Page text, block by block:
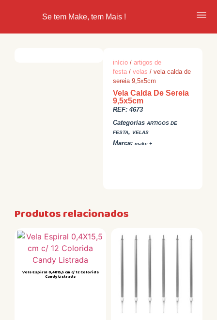
Se tem Make, tem Mais !
início /artigos de
festa /velas / vela calda de
sereia 9,5x5cm
Vela Calda De Sereia
9,5x5cm
REF:4673
Categorias ARTIGOS DE
FESTA, VELAS
Marca:make +
Produtos relacionados
Vela Espiral 0,4X15,5 cm c/ 12 Colorida
Candy Listrada